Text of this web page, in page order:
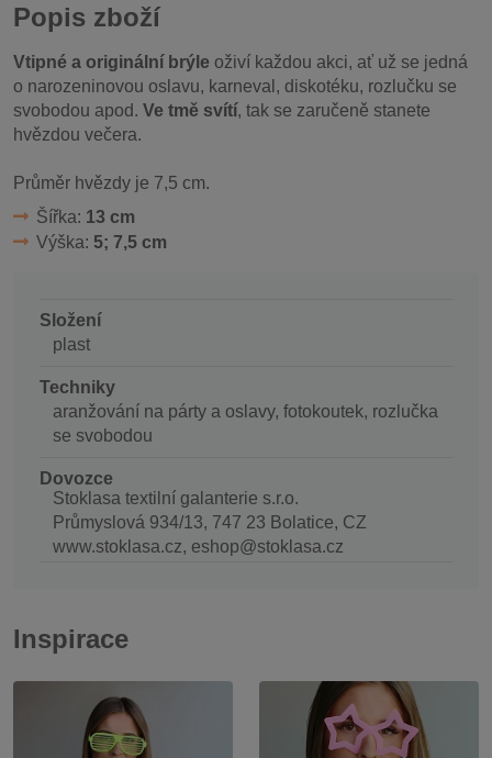
Popis zboží
Vtipné a originální brýle oživí každou akci, ať už se jedná
o narozeninovou oslavu, karneval, diskotéku, rozlučku se
svobodou apod. Ve tmě svítí, tak se zaručeně stanete
hvězdou večera.
Průměr hvězdy je 7,5 cm.
Šířka: 13 cm
Výška: 5; 7,5 cm
Složení
plast
Techniky
aranžování na párty a oslavy, fotokoutek, rozlučka
se svobodou
Dovozce
Stoklasa textilní galanterie s.r.o.
Průmyslová 934/13, 747 23 Bolatice, CZ
www.stoklasa.cz, eshop@stoklasa.cz
Inspirace